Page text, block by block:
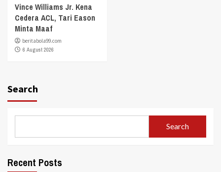
Vince Williams Jr. Kena
Cedera ACL, Tari Eason
Minta Maaf
beritabola99.com
6 August 2026
Search
Search
Recent Posts